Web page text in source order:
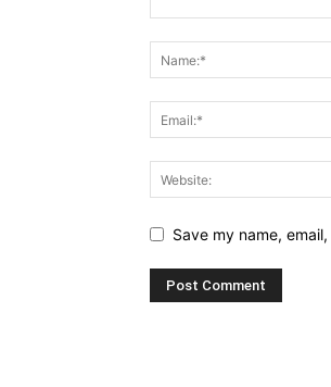
Save my name,